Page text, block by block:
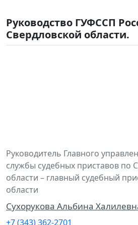
Руководство ГУФССП
Свердловской области.
Руководитель Главного
службы судебных приставов по
области – главный судебный
области
Сухорукова Альбина
+7 (343) 362-2701